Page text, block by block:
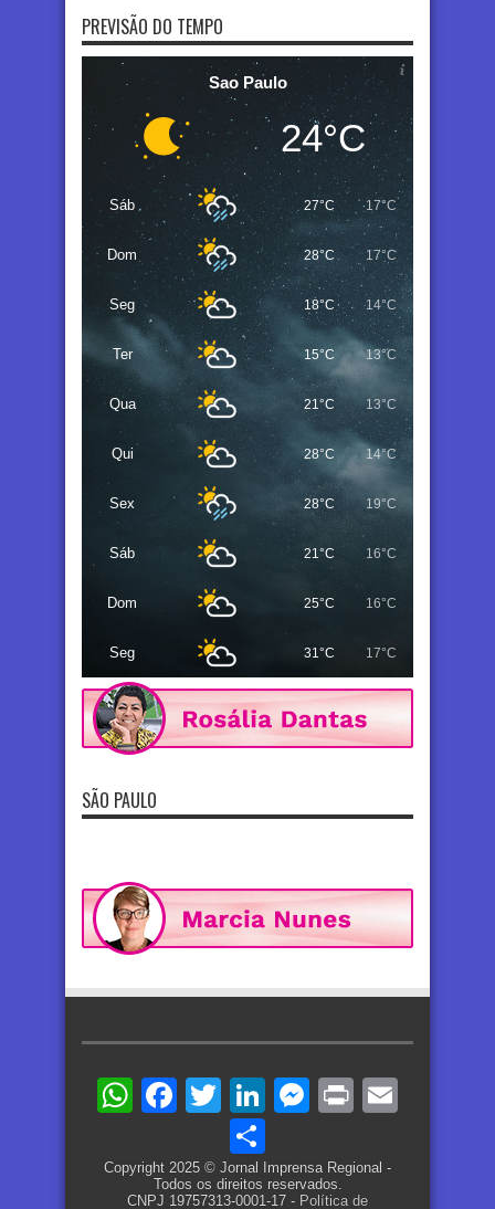
PREVISÃO DO TEMPO
Sao Paulo
24°C
Sáb 27°C 17°C
Dom 28°C 17°C
Seg 18°C 14°C
Ter 15°C 13°C
Qua 21°C 13°C
Qui 28°C 14°C
Sex 28°C 19°C
Sáb 21°C 16°C
Dom 25°C 16°C
Seg 31°C 17°C
SÃO PAULO
WhatsApp
Facebook
TwitterLinkedIn
Messenger
Print
Copyright 2025 © Jornal Imprensa Regional -
Todos os direitos reservados.
CNPJ 19757313-0001-17 - Política de